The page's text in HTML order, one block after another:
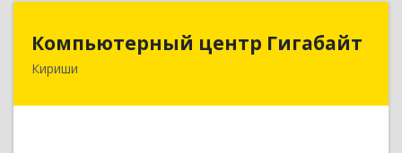
Компьютерный центр Гигабайт
Кириши
Компьютерный центр Гигабайт